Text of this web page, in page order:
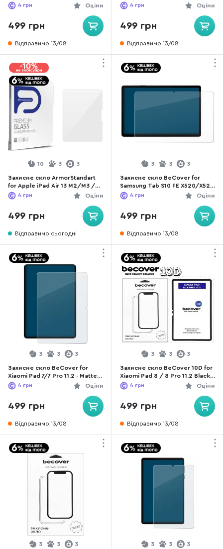
2022/2021/2020/2018 -
Glass.CR Clear (ARM55909)
Оціни
4 грн
499 грн
Відправимо 13/08
(710968)
Оціни
4 грн
499 грн
Відправимо 13/08
10 3 3
Захисне скло ArmorStandart
for Apple iPad Air 13 M2/M3 /
Pro 13 M3/M5 - Glass.CR Clear
(ARM74632)
Оціни
4 грн
499 грн
Відправимо сьогодні
3 3 3
Захисне скло BeCover for
Samsung Tab S10 FE X520/X526
- Matte Anti-Glare (713442)Оціни
4 грн
499 грн
Відправимо 13/08
3 3 3
Захисне скло BeCover for
Xiaomi Pad 7/7 Pro 11.2 - Matte
Anti-Glare (713449)
Оціни
4 грн
499 грн
Відправимо 13/08
3 3 3
Захисне скло BeCover 10D for
Xiaomi Pad 8 / 8 Pro 11.2 Black
(714574)
Оціни
4 грн
499 грн
Відправимо 13/08
3 3 3 3 3 3